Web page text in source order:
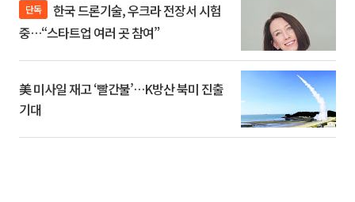
단독
중…“스타트업 여러 곳 참여”
美 미사일 재고 ‘빨간불’…K방산 북미 진출
기대